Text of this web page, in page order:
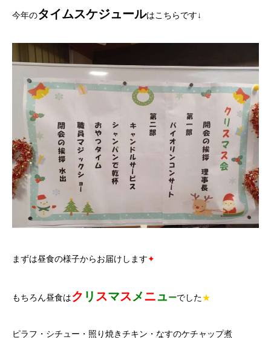
今年のタイムスケジュールはこちらです↓
まずは昼食の様子からお届けします✦
もちろん昼食はク リ スマスメニューでした★
ピラフ・シチュー・照り焼きチキン・なすのケチャップ煮